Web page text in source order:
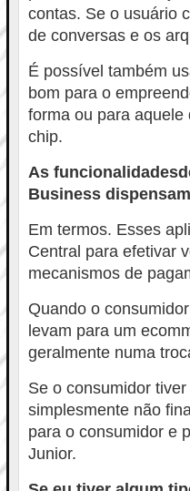
contas. Se o usuário
de conversas e os
É possível também
bom para o
forma ou para
chip.
As
Business
Em termos. Esses
Central para efetivar
mecanismos de
Quando o
levam para um
geralmente numa
Se o consumidor
simplesmente não
para o consumidor e
Junior.